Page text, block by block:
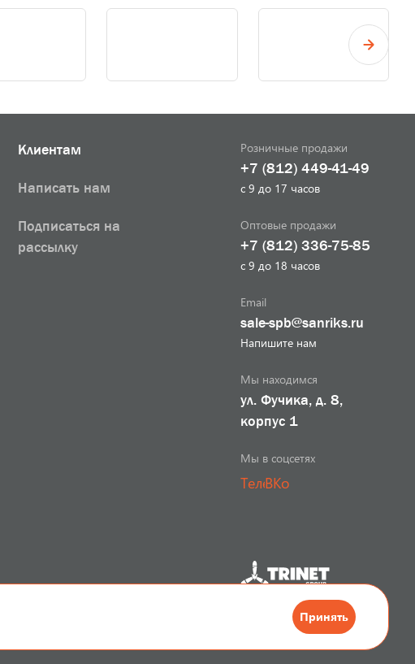
Принять
Клиентам
Написать нам
Подписаться на
рассылку
Розничные продажи
+7 (812) 449-41-49
с 9 до 17 часов
Оптовые продажи
+7 (812) 336-75-85
с 9 до 18 часов
Email
sale-spb@sanriks.ru
Напишите нам
Мы находимся
ул. Фучика, д. 8,
корпус 1
Мы в соцсетях
ТелеграмВКонтакте